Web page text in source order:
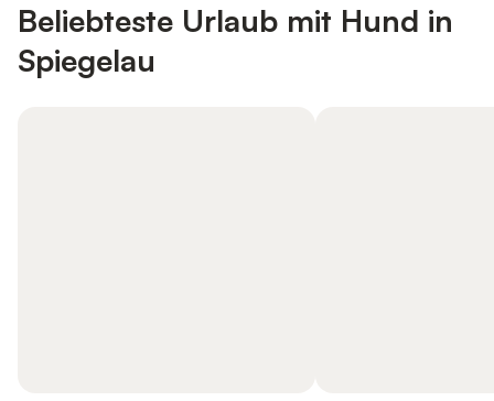
Beliebteste Urlaub mit Hund in
Spiegelau